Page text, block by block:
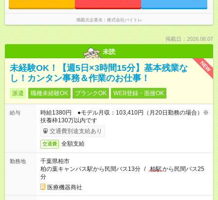
掲載元企業名 株式会社バイトレ
掲載日：2026.08.07
未読
NEW
未経験OK！【週5日×3時間15分】基本残業な
し！カンタン事務＆作業のお仕事！
派遣 職種未経験OK ブランクOK WEB登録・面接OK
給与
時給1380円 ●モデル月収：103,410円（月20日勤務の場合）※
扶養枠130万以内です
交通費別途支給あり
交通費 全額支給
勤務地
千葉県柏市
柏の葉キャンパス駅から民間バス13分 / 柏駅から民間バス25
分
医療機器商社